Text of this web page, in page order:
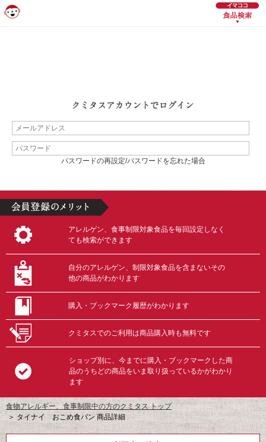
パスワードの再設定/パスワードを忘れた場合
アレルゲン、食事制限対象食品を毎回設定しなく
ても検索ができます
自分のアレルゲン、制限対象食品を含まないその
他の商品がわかります
購入・ブックマーク履歴がわかります
クミタスでのご利用は商品購入時も無料です
ショップ別に、今までに購入・ブックマークした商
品のうちどの商品をいま取り扱っているかがわかり
ます
食物アレルギー、食事制限中の方のクミタス トップ
＞タイナイ おこめ食パン 商品詳細